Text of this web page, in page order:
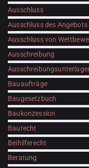
Ausschluss
Ausschluss des Angebots
Ausschluss von
Ausschreibung
Bauaufträge
Baugesetzbuch
Baukonzession
Baurecht
Beihilferecht
Beratung